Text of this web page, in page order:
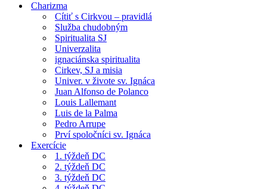
Charizma
Cítiť s Cirkvou – pravidlá
Služba chudobným
Spiritualita SJ
Univerzalita
ignaciánska spiritualita
Cirkev, SJ a misia
Univer. v živote sv. Ignáca
Juan Alfonso de Polanco
Louis Lallemant
Luis de la Palma
Pedro Arrupe
Prví spoločníci sv. Ignáca
Exercície
1. týždeň DC
2. týždeň DC
3. týždeň DC